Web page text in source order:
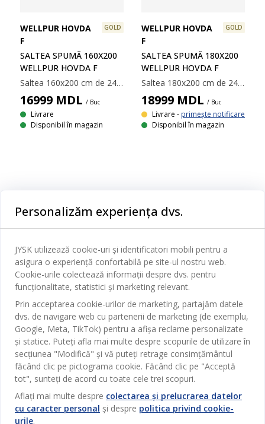
WELLPUR HOVDA
F
GOLD
SALTEA SPUMĂ 160X200
WELLPUR HOVDA F
Saltea 160x200 cm de 24 cm grosime cu 7 zone de confort. Nucleu de 4 cm din spumă cu memorie AIR care înlătură tensiunea musculară, 4 cm spumă flexibilă Comfort+ și 16 cm de spumă poliuretanică. Cu gel răcoritor în zona șoldurilor. Spuma cu memorie AIR se mulează rapid și perfect pe conturul corpului, chiar și într-un mediu răcoros de somn. Husa lavabilă cu polietilenă răcoroasă pe o parte.
16999 MDL / Buc
Livrare
Disponibil în magazin
WELLPUR HOVDA
F
GOLD
SALTEA SPUMĂ 180X200
WELLPUR HOVDA F
Saltea 180x200 cm de 24 cm grosime cu 7 zone de confort. Nucleu de 4 cm din spumă cu memorie AIR care înlătură tensiunea musculară, 4 cm spumă flexibilă Comfort+ și 16 cm de spumă poliuretanică. Cu gel răcoritor în zona șoldurilor. Spuma cu memorie AIR se mulează rapid și perfect pe conturul corpului, chiar și într-un mediu răcoros de somn. Husa lavabilă cu polietilenă răcoroasă pe o parte.
18999 MDL / Buc
Livrare - primește notificare
Disponibil în magazin
Baie
Birou
Sufragerie
Bucătărie
Depozitare
Perdele
Grădină
Pentru casă
Outlet
Contact Relații Clienți
Magazine și program
Broșură
Termeni si conditii vânzări online
Garantia prețului
Garanția Produselor
Politica de confidentialitate
Card cadou
JYSK
Despre JYSK
JYSK.com
Presă
Locuri de muncă
Newsletter
Inspirație
SEDIU CENTRAL
TAROL-DD S.R.L. str. Jubiliara, 41A mun. Chișinău, Republica
Moldova
JYSK BUSINESS TO BUSINESS
Vânzări și relații clienți persoane juridice
Telefon: 060 531 531
E-mail: jysk@jysk.md
JYSK RELAȚII CLIENȚI
Contact Relații Clienți
Telefon: 022 022 030
E-mail: support@jysk.md
Urmărește Jysk
Personalizăm experiența dvs.
JYSK utilizează cookie-uri și identificatori mobili pentru a
asigura o experiență confortabilă pe site-ul nostru web.
Cookie-urile colectează informații despre dvs. pentru
funcționalitate, statistici și marketing relevant.
Prin acceptarea cookie-urilor de marketing, partajăm datele
dvs. de navigare web cu partenerii de marketing (de exemplu,
Google, Meta, TikTok) pentru a afișa reclame personalizate
și statice. Puteți afla mai multe despre scopurile de utilizare în
secțiunea "Modifică" și vă puteți retrage consimțământul
făcând clic pe pictograma cookie. Făcând clic pe "Acceptă
tot", sunteți de acord cu toate cele trei scopuri.
Aflați mai multe despre colectarea și prelucrarea datelor
cu caracter personal și despre politica privind cookie-
urile.